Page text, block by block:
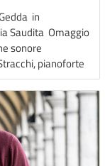
in
Saudita Omaggio
sonore
pianoforte